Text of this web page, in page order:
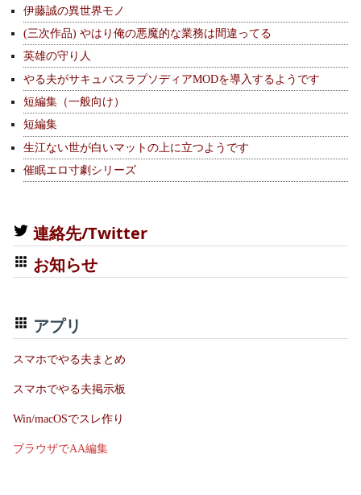
伊藤誠の異世界モノ
(三次作品) やはり俺の悪魔的な業務は間違ってる
英雄の守り人
やる夫がサキュバスラプソディアMODを導入するようです
短編集（一般向け）
短編集
生江ない世が白いマットの上に立つようです
催眠エロ寸劇シリーズ
連絡先/Twitter
お知らせ
アプリ
スマホでやる夫まとめ
スマホでやる夫掲示板
Win/macOSでスレ作り
ブラウザでAA編集